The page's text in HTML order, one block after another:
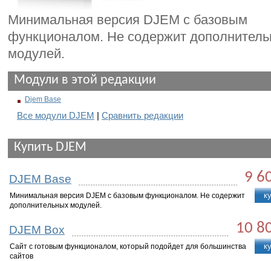
Минимальная версия DJEM с базовым
функционалом. Не содержит
модулей.
Модули в этой редакции
Djem Base
Все модули DJEM Сравнить редакции
Купить DJEM
DJEM Base 9
Минимальная версия DJEM с базовым функционалом. Не содержит
дополнительных модулей.
DJEM Box 10
Cайт с готовым функционалом, который подойдет для большинства
сайтов